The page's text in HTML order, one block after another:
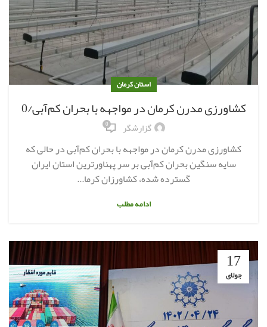
استان کرمان
کشاورزی مدرن کرمان در مواجهه با بحران کم‌آبی/0
گزارشگر 0
کشاورزی مدرن کرمان در مواجهه با بحران کم‌آبی در حالی که
سایه سنگین بحران کم‌آبی بر سر پهناورترین استان ایران
گسترده شده، کشاورزان کرما...
ادامه مطلب
17
جولای